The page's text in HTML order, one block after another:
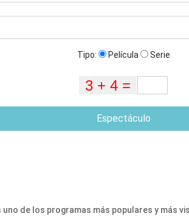
Tipo: Película Serie
Espectáculo
uno de los programas más populares y más